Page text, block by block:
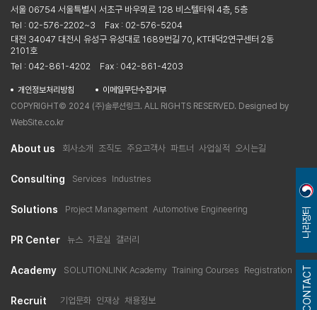
서울 06754 서울특별시 서초구 바우뫼로 128 비스텔타워 4층, 5층
Tel : 02-576-2202~3
Fax : 02-576-5204
대전 34047 대전시 유성구 유성대로 1689번길 70, KT대덕2연구센터 2동
2101호
Tel : 042-861-4202
Fax : 042-861-4203
개인정보처리방침
이메일무단수집거부
COPYRIGHT© 2024 (주)솔루션링크. ALL RIGHTS RESERVED. Designed by
WebSite.co.kr
About us 회사소개 조직도 주요고객사 파트너 사업실적 오시는길
Consulting Services Industries
Solutions Project Management Automotive Engineering
PR Center 뉴스 자료실 갤러리
Academy SOLUTIONLINK Academy Training Courses Registration
Recruit 기업문화 인재상 채용정보
나라장터
CONTACT